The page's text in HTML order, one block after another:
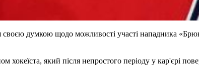
думкою щодо можливості участі нападника
який після непростого періоду у кар'єрі